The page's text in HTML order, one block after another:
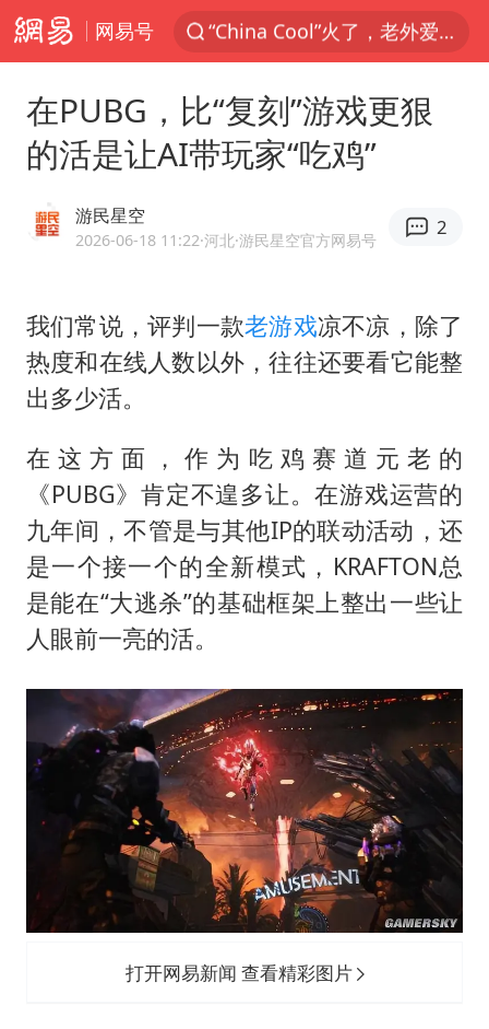
网易号
香港宏福苑火灾或由烟头引起
四川宜宾3.4级地震
陕西柞水泥石流已致2死 仍有1人失联
多所高校取消艺考
店主称换“青海拉面”招牌后生意更好
上半年国内居民出游人次34.63亿
22岁女生独闯南太行失联12天
薛之谦杭州站演唱会取消
张本智和：零封向鹏不意外
今年第二强台风将带来多大影响
习近平心系体育强国建设
在PUBG，比“复刻”游戏更狠
的活是让AI带玩家“吃鸡”
游民星空
2026-06-18 11:22·河北·游民星空官方网易号
2
我们常说，评判一款老游戏凉不凉，除了
热度和在线人数以外，往往还要看它能整
出多少活。
在这方面，作为吃鸡赛道元老的
《PUBG》肯定不遑多让。在游戏运营的
九年间，不管是与其他IP的联动活动，还
是一个接一个的全新模式，KRAFTON总
是能在“大逃杀”的基础框架上整出一些让
人眼前一亮的活。
打开网易新闻 查看精彩图片